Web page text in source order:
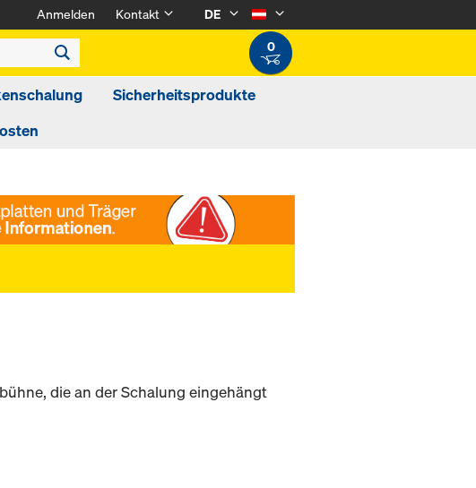
Anmelden Kontakt
DE
0
Sicherheitsprodukte
die an der Schalung eingehängt